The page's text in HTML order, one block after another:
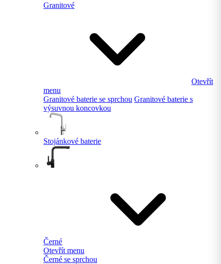
Granitové
Otevřít
menu
Granitové baterie se sprchou Granitové baterie s
výsuvnou koncovkou
Stojánkové baterie
Černé
Otevřít menu
Černé se sprchou